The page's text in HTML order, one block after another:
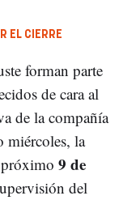
EL CIERRE
forman parte
de cara al
de la compañía
miércoles, la
próximo 9 de
del